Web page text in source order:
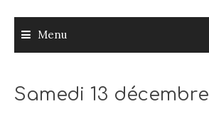
Menu
Samedi 13 décembre